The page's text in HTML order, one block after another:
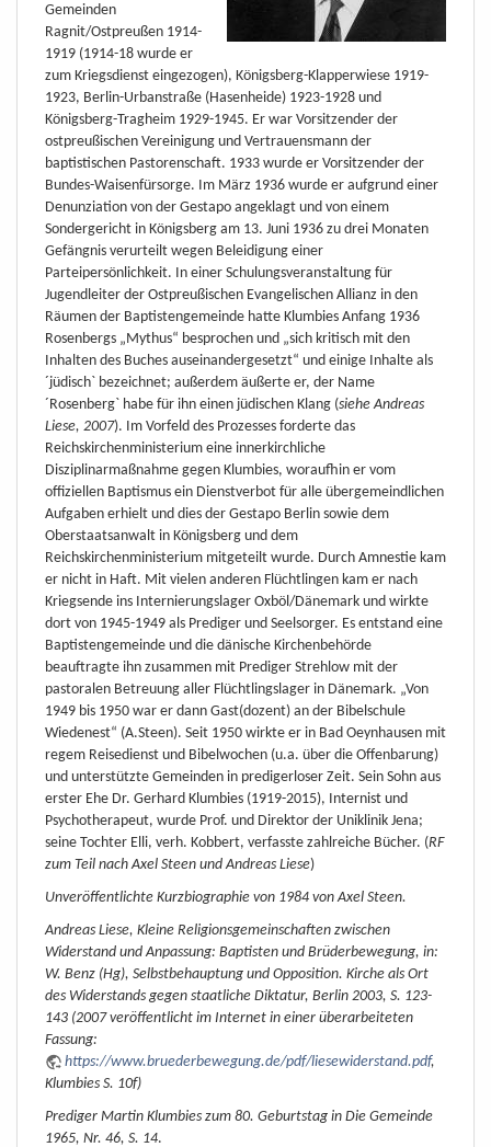
Gemeinden
Ragnit/Ostpreußen 1914-
1919 (1914-18 wurde er
zum Kriegsdienst eingezogen), Königsberg-Klapperwiese 1919-
1923, Berlin-Urbanstraße (Hasenheide) 1923-1928 und
Königsberg-Tragheim 1929-1945. Er war Vorsitzender der
ostpreußischen Vereinigung und Vertrauensmann der
baptistischen Pastorenschaft. 1933 wurde er Vorsitzender der
Bundes-Waisenfürsorge. Im März 1936 wurde er aufgrund einer
Denunziation von der Gestapo angeklagt und von einem
Sondergericht in Königsberg am 13. Juni 1936 zu drei Monaten
Gefängnis verurteilt wegen Beleidigung einer
Parteipersönlichkeit. In einer Schulungsveranstaltung für
Jugendleiter der Ostpreußischen Evangelischen Allianz in den
Räumen der Baptistengemeinde hatte Klumbies Anfang 1936
Rosenbergs „Mythus“ besprochen und „sich kritisch mit den
Inhalten des Buches auseinandergesetzt“ und einige Inhalte als
´jüdisch` bezeichnet; außerdem äußerte er, der Name
´Rosenberg` habe für ihn einen jüdischen Klang (siehe Andreas
Liese, 2007). Im Vorfeld des Prozesses forderte das
Reichskirchenministerium eine innerkirchliche
Disziplinarmaßnahme gegen Klumbies, woraufhin er vom
offiziellen Baptismus ein Dienstverbot für alle übergemeindlichen
Aufgaben erhielt und dies der Gestapo Berlin sowie dem
Oberstaatsanwalt in Königsberg und dem
Reichskirchenministerium mitgeteilt wurde. Durch Amnestie kam
er nicht in Haft. Mit vielen anderen Flüchtlingen kam er nach
Kriegsende ins Internierungslager Oxböl/Dänemark und wirkte
dort von 1945-1949 als Prediger und Seelsorger. Es entstand eine
Baptistengemeinde und die dänische Kirchenbehörde
beauftragte ihn zusammen mit Prediger Strehlow mit der
pastoralen Betreuung aller Flüchtlingslager in Dänemark. „Von
1949 bis 1950 war er dann Gast(dozent) an der Bibelschule
Wiedenest“ (A.Steen). Seit 1950 wirkte er in Bad Oeynhausen mit
regem Reisedienst und Bibelwochen (u.a. über die Offenbarung)
und unterstützte Gemeinden in predigerloser Zeit. Sein Sohn aus
erster Ehe Dr. Gerhard Klumbies (1919-2015), Internist und
Psychotherapeut, wurde Prof. und Direktor der Uniklinik Jena;
seine Tochter Elli, verh. Kobbert, verfasste zahlreiche Bücher. (RF
zum Teil nach Axel Steen und Andreas Liese)
Unveröffentlichte Kurzbiographie von 1984 von Axel Steen.
Andreas Liese, Kleine Religionsgemeinschaften zwischen
Widerstand und Anpassung: Baptisten und Brüderbewegung, in:
W. Benz (Hg), Selbstbehauptung und Opposition. Kirche als Ort
des Widerstands gegen staatliche Diktatur, Berlin 2003, S. 123-
143 (2007 veröffentlicht im Internet in einer überarbeiteten
Fassung:
https://www.bruederbewegung.de/pdf/liesewiderstand.pdf,
Klumbies S. 10f)
Prediger Martin Klumbies zum 80. Geburtstag in Die Gemeinde
1965, Nr. 46, S. 14.